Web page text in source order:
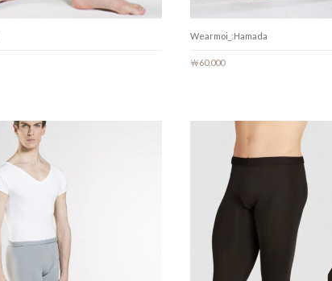
Wearmoi_:Hamada
￦60,000